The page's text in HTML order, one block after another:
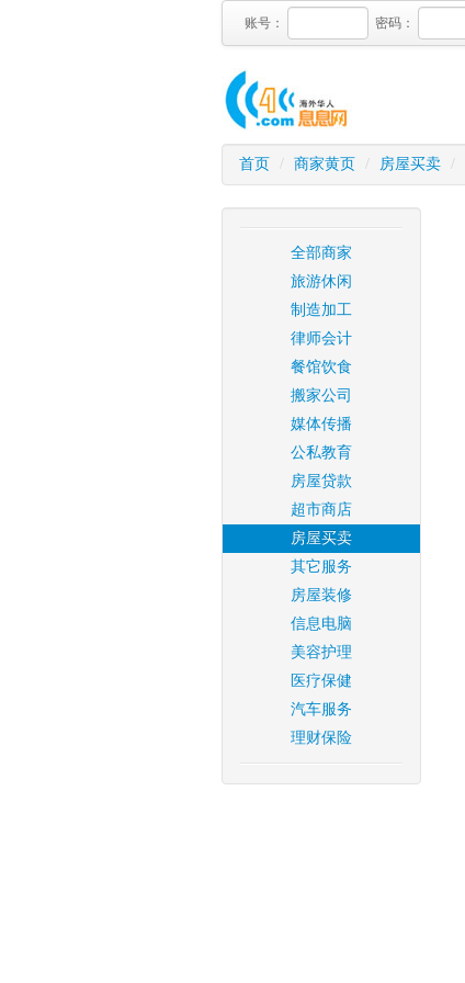
账号： 密码：
首页 / 商家黄页 / 房屋买卖 /
全部商家
旅游休闲
制造加工
律师会计
餐馆饮食
搬家公司
媒体传播
公私教育
房屋贷款
超市商店
房屋买卖
其它服务
房屋装修
信息电脑
美容护理
医疗保健
汽车服务
理财保险